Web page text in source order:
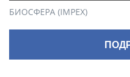
БИОСФЕРА (IMPEX)